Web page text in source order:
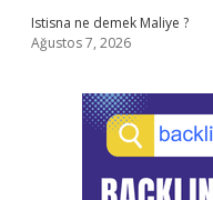
Istisna ne demek Maliye ?
Ağustos 7, 2026